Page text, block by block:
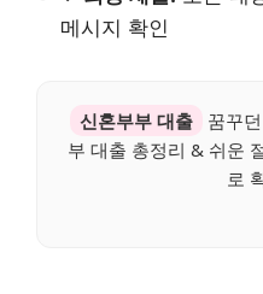
메시지 확인
신혼부부 대출
꿈꾸
부 대출 총정리 & 쉬운
로